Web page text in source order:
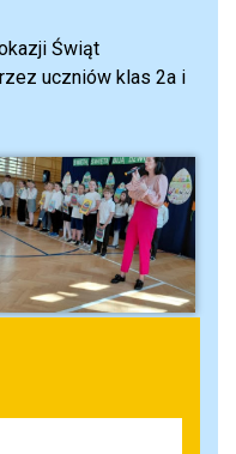
Świąt
uczniów klas 2a i